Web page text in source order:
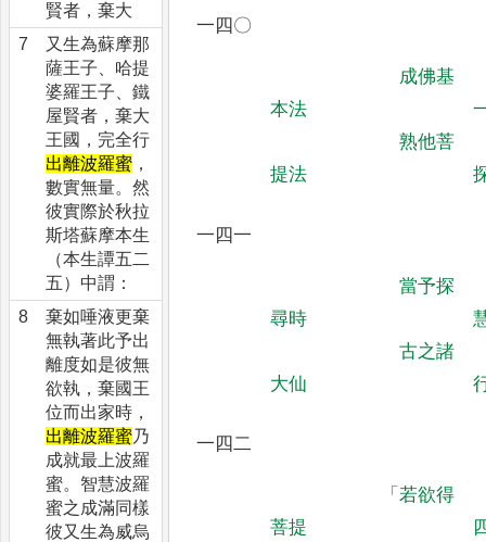
賢者，棄大
7
又生為蘇摩那
薩王子、哈提
婆羅王子、鐵
屋賢者，棄大
王國，完全行
出離波羅蜜 ，
數實無量。然
彼實際於秋拉
斯塔蘇摩本生
（本生譚五二
五）中謂：
8
棄如唾液更棄
無執著此予出
離度如是彼無
欲執，棄國王
位而出家時，
出離波羅蜜乃
成就最上波羅
蜜。智慧波羅
蜜之成滿同樣
彼又生為威烏
一四〇
成佛基
本法
熟他菩
提法
一四一
當予探
尋時
古之諸
大仙
一四二
「若欲得
菩提